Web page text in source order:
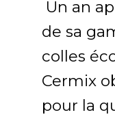
Un an
de sa
colles
Cermix
pour la